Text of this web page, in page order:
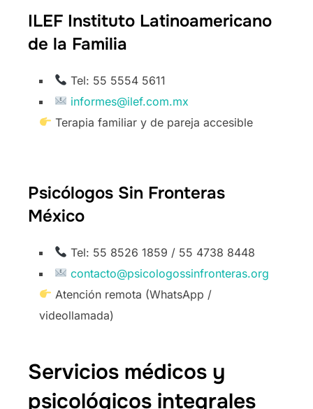
ILEF Instituto Latinoamericano
de la Familia
Tel: 55 5554 5611
informes@ilef.com.mx
Terapia familiar y de pareja accesible
Psicólogos Sin Fronteras
México
Tel: 55 8526 1859 / 55 4738 8448
contacto@psicologossinfronteras.org
Atención remota (WhatsApp /
videollamada)
Servicios médicos y
psicológicos integrales